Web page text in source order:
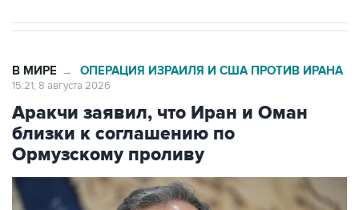
В МИРЕ → ОПЕРАЦИЯ ИЗРАИЛЯ И США ПРОТИВ ИРАНА
15:21, 8 августа 2026
Аракчи заявил, что Иран и Оман
близки к соглашению по
Ормузскому проливу